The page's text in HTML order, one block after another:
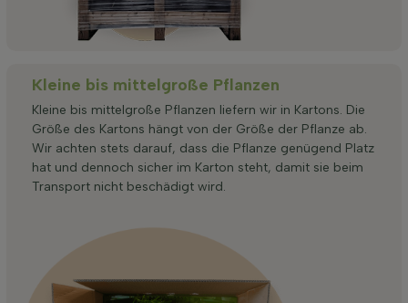
Kleine bis mittelgroße Pflanzen
Kleine bis mittelgroße Pflanzen liefern wir in Kartons. Die
Größe des Kartons hängt von der Größe der Pflanze ab.
Wir achten stets darauf, dass die Pflanze genügend Platz
hat und dennoch sicher im Karton steht, damit sie beim
Transport nicht beschädigt wird.